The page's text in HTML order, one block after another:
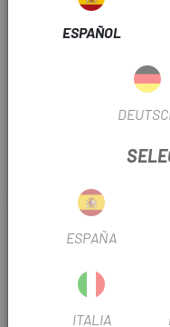
GUANTES LARGOS
Precio
Precio
ESPAÑOL
ESPAÑA
ITALIA